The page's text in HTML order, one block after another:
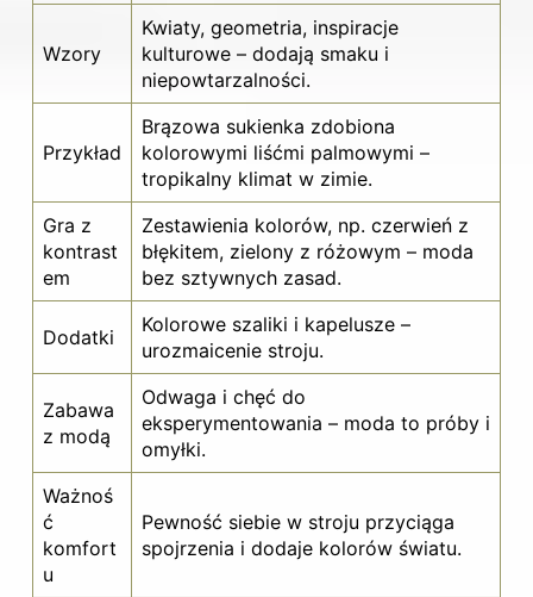
Wzory
Kwiaty, geometria, inspiracje
kulturowe – dodają smaku i
niepowtarzalności.
Przykład
Brązowa sukienka zdobiona
kolorowymi liśćmi palmowymi –
tropikalny klimat w zimie.
Gra z
kontrast
em
Zestawienia kolorów, np. czerwień z
błękitem, zielony z różowym – moda
bez sztywnych zasad.
Dodatki
Kolorowe szaliki i kapelusze –
urozmaicenie stroju.
Zabawa
z modą
Odwaga i chęć do
eksperymentowania – moda to próby i
omyłki.
Ważnoś
ć
komfort
u
Pewność siebie w stroju przyciąga
spojrzenia i dodaje kolorów światu.